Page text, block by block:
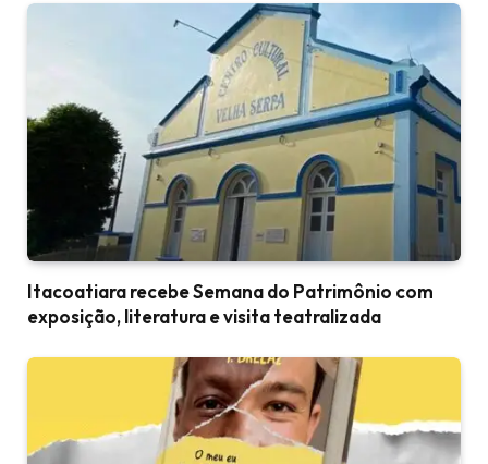
Itacoatiara recebe Semana do Patrimônio com
exposição, literatura e visita teatralizada